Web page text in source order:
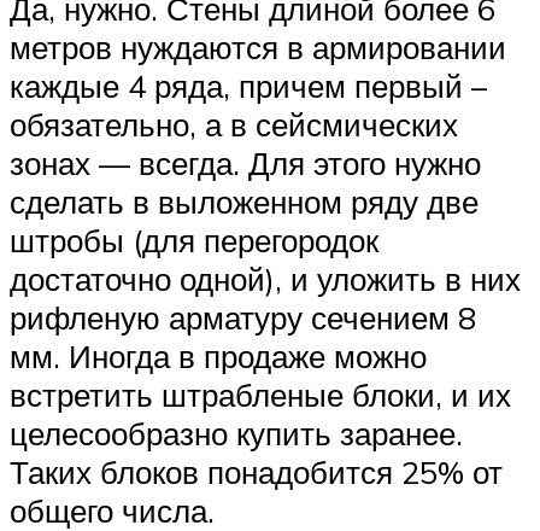
Да, нужно. Стены длиной более 6
метров нуждаются в армировании
каждые 4 ряда, причем первый –
обязательно, а в сейсмических
зонах — всегда. Для этого нужно
сделать в выложенном ряду две
штробы (для перегородок
достаточно одной), и уложить в них
рифленую арматуру сечением 8
мм. Иногда в продаже можно
встретить штрабленые блоки, и их
целесообразно купить заранее.
Таких блоков понадобится 25% от
общего числа.